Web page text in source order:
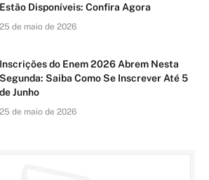
Estão Disponíveis: Confira Agora
25 de maio de 2026
Inscrições do Enem 2026 Abrem Nesta
Segunda: Saiba Como Se Inscrever Até 5
de Junho
25 de maio de 2026